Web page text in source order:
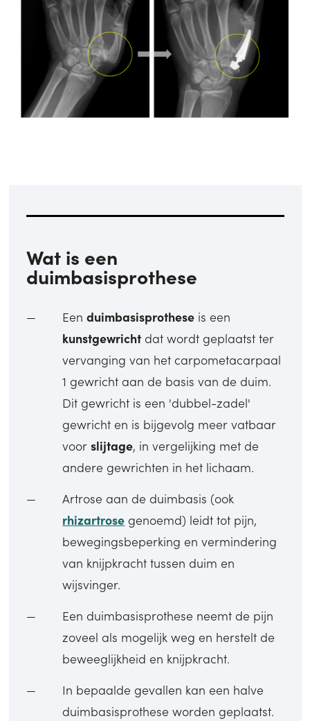
Wat is een
duimbasisprothese
Eenduimbasisprothese is een
kunstgewricht dat wordt geplaatst ter
vervanging van het carpometacarpaal
1 gewricht aan de basis van de duim.
Dit gewricht is een 'dubbel-zadel'
gewricht en is bijgevolg meer vatbaar
voorslijtage, in vergelijking met de
andere gewrichten in het lichaam.
Artrose aan de duimbasis (ook
rhizartrose genoemd) leidt tot pijn,
bewegingsbeperking en vermindering
van knijpkracht tussen duim en
wijsvinger.
Een duimbasisprothese neemt de pijn
zoveel als mogelijk weg en herstelt de
beweeglijkheid en knijpkracht.
In bepaalde gevallen kan een halve
duimbasisprothese worden geplaatst.